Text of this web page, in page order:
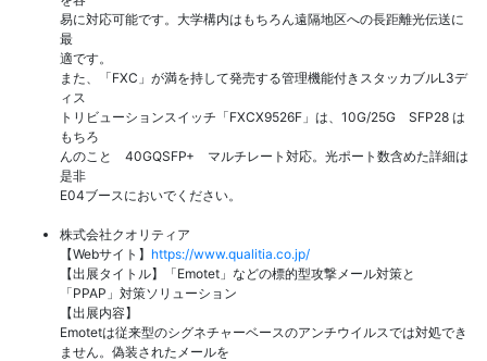
易に対応可能です。大学構内はもちろん遠隔地区への長距離光伝送に
最
適です。
また、「FXC」が満を持して発売する管理機能付きスタッカブルL3デ
ィス
トリビューションスイッチ「FXCX9526F」は、10G/25G SFP28 は
もちろ
んのこと 40GQSFP+ マルチレート対応。光ポート数含めた詳細は
是非
E04ブースにおいでください。
株式会社クオリティア
【Webサイト】 https://www.qualitia.co.jp/
【出展タイトル】「Emotet」などの標的型攻撃メール対策と
「PPAP」対策ソリューション
【出展内容】
Emotetは従来型のシグネチャーベースのアンチウイルスでは対処でき
ません。偽装されたメールを